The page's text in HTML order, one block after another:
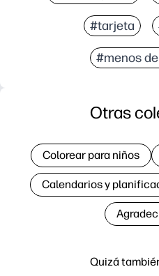
#tarjeta
#menos
Quizá
Otras
Colorear para niños
Calendarios y